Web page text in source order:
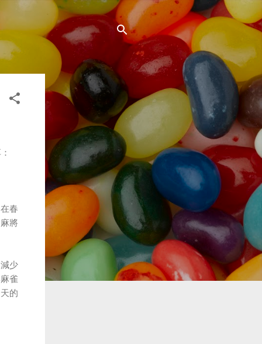
春
將
少
雀
的